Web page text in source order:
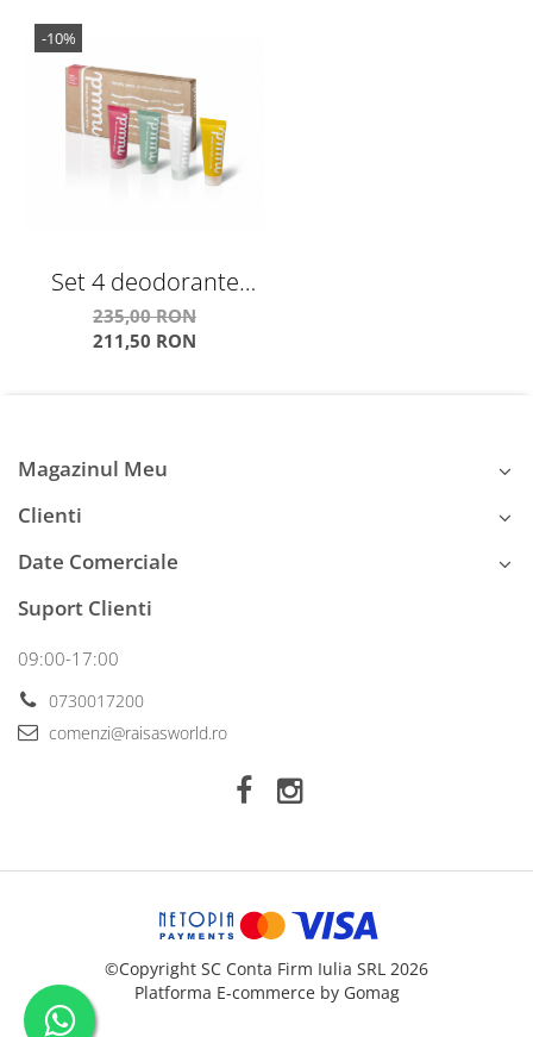
-10%
Set 4 deodorante
natural crema Nuud,
20 ml - Pachet Pentru
235,00 RON
211,50 RON
Magazinul Meu
Clienti
Date Comerciale
Suport Clienti
09:00-17:00
0730017200
comenzi@raisasworld.ro
©Copyright SC Conta Firm Iulia SRL 2026
Platforma E-commerce by Gomag